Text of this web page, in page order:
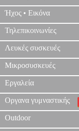
Ήχος • Εικόνα
Τηλεπικοινωνίες
Λευκές συσκευές
Μικροσυσκευές
Εργαλεία
Οργανα γυμναστικής
Outdoor